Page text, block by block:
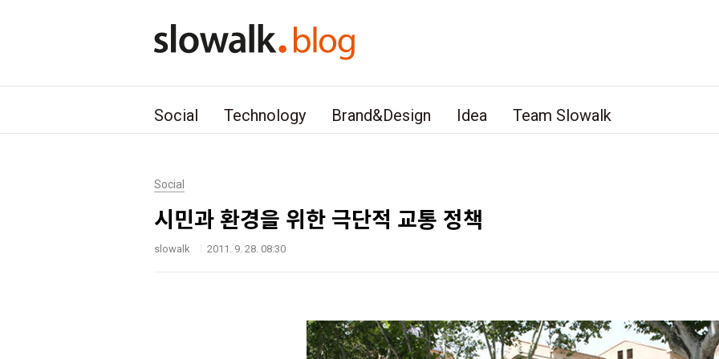
Social Technology Brand&Design Idea Team Slowalk
Social
시민과 환경을 위한 극단적 교통 정책
slowalk 2011. 9. 28. 08:30